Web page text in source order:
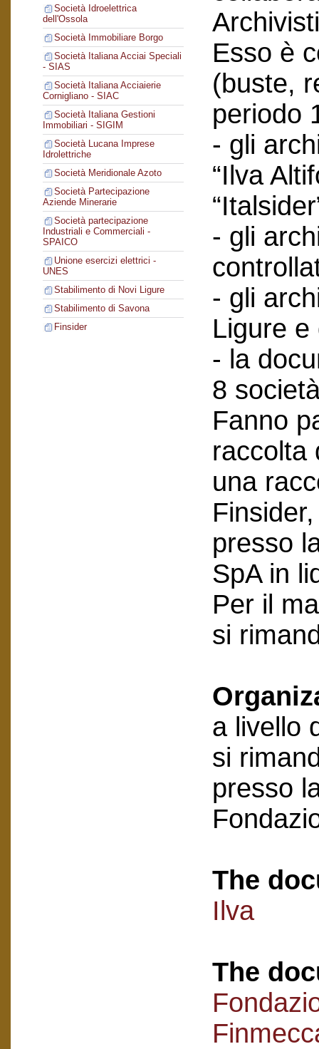
Società Idroelettrica
dell'Ossola
Società Immobiliare Borgo
Società Italiana Acciai Speciali
- SIAS
Società Italiana Acciaierie
Cornigliano - SIAC
Società Italiana Gestioni
Immobiliari - SIGIM
Società Lucana Imprese
Idrolettriche
Società Meridionale Azoto
Società Partecipazione
Aziende Minerarie
Società partecipazione
Industriali e Commerciali -
SPAICO
Unione esercizi elettrici -
UNES
Stabilimento di Novi Ligure
Stabilimento di Savona
Finsider
Esso è
(buste,
periodo
- gli
“Ilva
- gli
- gli
Ligure e
- la
8
Fanno
raccolta
una
presso
SpA in
Per il
si
a livello
si
presso
The
Ilva
The